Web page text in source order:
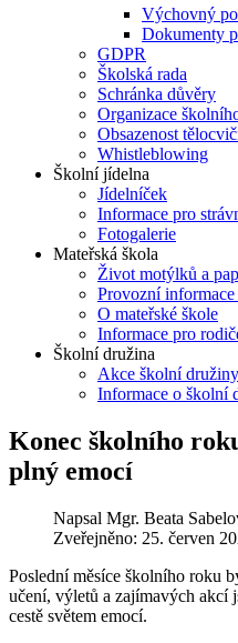
Výchovný
Dokumenty
GDPR
Školská rada
Schránka důvěry
Organizace
Obsazenost
Whistleblowing
Školní jídelna
Jídelníček
Informace pro
Fotogalerie
Mateřská škola
Život motýlků a
Provozní
O mateřské škole
Informace pro
Školní družina
Akce školní družiny
Informace o školní
Konec školního
plný emocí
Napsal Mgr. Beata
Zveřejněno: 25. červen
Poslední měsíce školního roku
učení, výletů a zajímavých akcí
cestě světem emocí.